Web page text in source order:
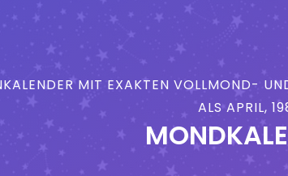
MIT EXAKTEN VOLLMOND-
ALS APRIL,